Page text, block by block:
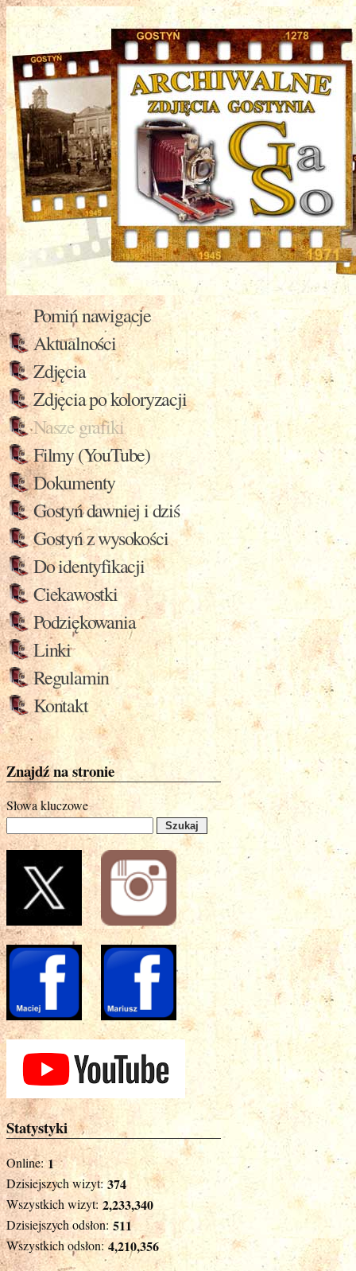
Pomiń nawigacje
Aktualności
Zdjęcia
Zdjęcia po koloryzacji
Nasze grafiki
Filmy (YouTube)
Dokumenty
Gostyń dawniej i dziś
Gostyń z wysokości
Do identyfikacji
Ciekawostki
Podziękowania
Linki
Regulamin
Kontakt
Znajdź na stronie
Słowa kluczowe
Statystyki
Online: 1
Dzisiejszych wizyt: 374
Wszystkich wizyt: 2,233,340
Dzisiejszych odsłon: 511
Wszystkich odsłon: 4,210,356